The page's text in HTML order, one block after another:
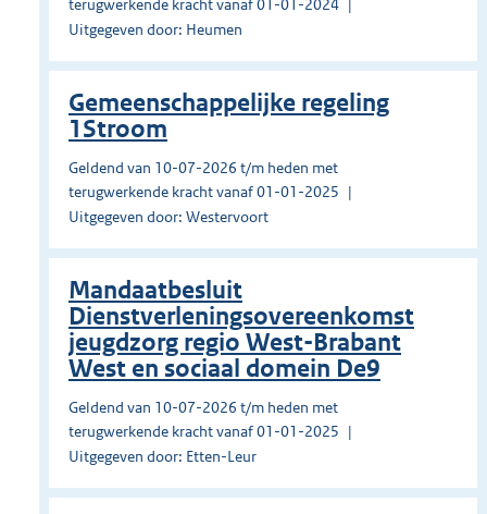
terugwerkende kracht vanaf 01-01-2024
Uitgegeven door: Heumen
Gemeenschappelijke regeling
1Stroom
Geldend van 10-07-2026 t/m heden met
terugwerkende kracht vanaf 01-01-2025
Uitgegeven door: Westervoort
Mandaatbesluit
Dienstverleningsovereenkomst
jeugdzorg regio West-Brabant
West en sociaal domein De9
Geldend van 10-07-2026 t/m heden met
terugwerkende kracht vanaf 01-01-2025
Uitgegeven door: Etten-Leur